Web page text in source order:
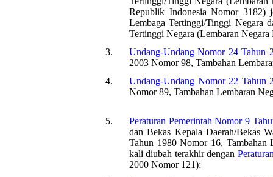
Republik Indonesia Nomor 3182)
Lembaga Tertinggi/Tinggi Negara
Tertinggi Negara (Lembaran
3.
Undang-Undang Nomor 24 Tahun
2003 Nomor 98, Tambahan
4.
Undang-Undang Nomor 22 Tahun
Nomor 89, Tambahan Lembaran
5.
Peraturan Pemerintah Nomor 9
dan Bekas Kepala Daerah/Bekas
Tahun 1980 Nomor 16, Tambahan
kali diubah terakhir dengan
2000 Nomor 121);